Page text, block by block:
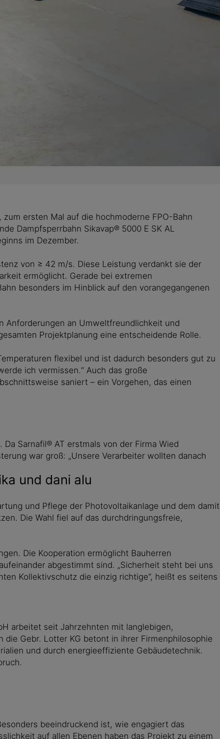
ersten Mal auf die hochmoderne FPO-Bahn
Dampfsperrbahn Sikavap® 5000 E SK AL
im Dezember.
von ≥ 42 m/s. Diese Leistung verdankt sie der
ermöglicht. Gerade bei extremen
besonders im Hinblick auf den vorangegangenen
Anforderungen an Umweltfreundlichkeit und
Projektplanung eine entscheidende Rolle.
flexibel und ist dadurch besonders gut zu
ich vermissen.“ Auch das große
saniert – ein Vorgehen, das einen
Sarnafil® AT erstmals von der Firma Wied
war groß: „Unsere Verarbeiter wollten danach
und dani alu
und Pflege der Photovoltaikanlage und dem damit
Die Wahl fiel auf das durchdringungsfreie,
Die Kooperation ermöglicht Bauherren
abgestimmt sind. „Sicherheit steht bei uns
Kollektivschutz die einzig richtige“, heißt es seitens
arbeitet seit Jahrzehnten mit langlebigen,
Gebr. Lotter KG betont in ihrer Firmenphilosophie
und durch energieeffiziente Gebäudetechnik.
beeindruckend ist, wie engagiert das
auf allen Ebenen haben das Projekt zu einem